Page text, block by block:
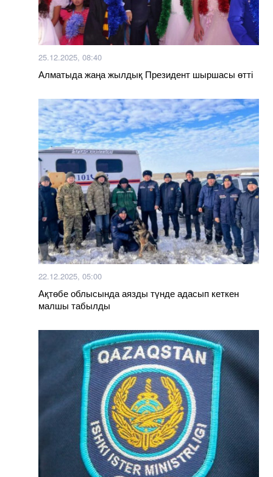
25.12.2025, 08:40
Алматыда жаңа жылдық Президент шыршасы өтті
22.12.2025, 05:00
Ақтөбе облысында аязды түнде адасып кеткен
малшы табылды